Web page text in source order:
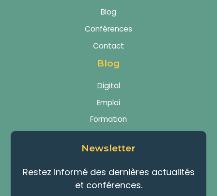
Blog
Conférences
Contact
Blog
Digital
Emploi
Formation
Newsletter
Restez informé des dernières actualités
et conférences.